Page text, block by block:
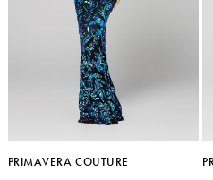
PRIMAVERA COUTURE